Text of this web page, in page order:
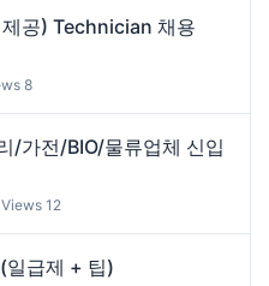
공) Technician 채용
8
/가전/BIO/물류업체 신입
Views 12
일급제 + 팁)